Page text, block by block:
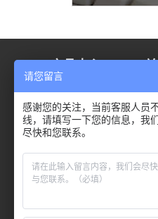
封头系列
风电门框
波纹炉胆
炉胆平管板
铅锅系列
油罐化工
关
资
请您留言
感谢您的关注，当前客服人员
线，请填写一下您的信息，我
尽快和您联系。